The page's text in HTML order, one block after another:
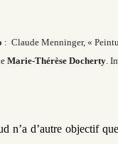
: Claude Menninger, «
Marie-Thérèse Docherty.
n’a d’autre objectif